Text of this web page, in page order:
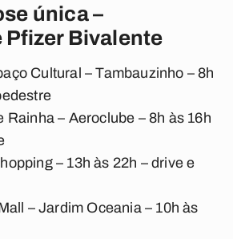
única –
Pfizer Bivalente
Cultural – Tambauzinho – 8h
Rainha – Aeroclube – 8h às 16h
– 13h às 22h – drive e
– Jardim Oceania – 10h às